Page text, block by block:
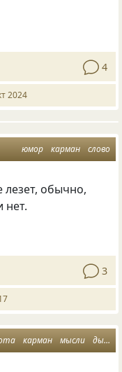
4
2024
юмор карман слово
лезет, обычно,
нет.
3
карман мысли дырка